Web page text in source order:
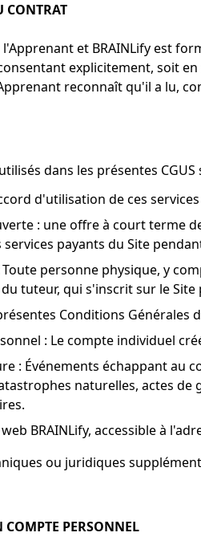
CONTRAT
et BRAINLify est
explicitement, soit
reconnaît qu'il a lu,
dans les présentes
d'utilisation de ces
: une offre à court terme
services payants du Site
personne physique, y
tuteur, qui s'inscrit sur le
Conditions Générales
: Le compte individuel
: Événements échappant au
naturelles, actes
BRAINLify, accessible à
ou juridiques
PERSONNEL